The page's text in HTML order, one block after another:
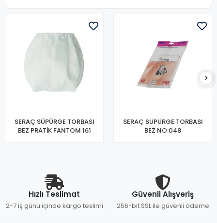
SERAÇ SÜPÜRGE TORBASI
BEZ PRATİK FANTOM 161
SERAÇ SÜPÜRGE TORBASI
BEZ NO:048
Hızlı Teslimat
2-7 iş günü içinde kargo teslimi
Güvenli Alışveriş
256-bit SSL ile güvenli ödeme